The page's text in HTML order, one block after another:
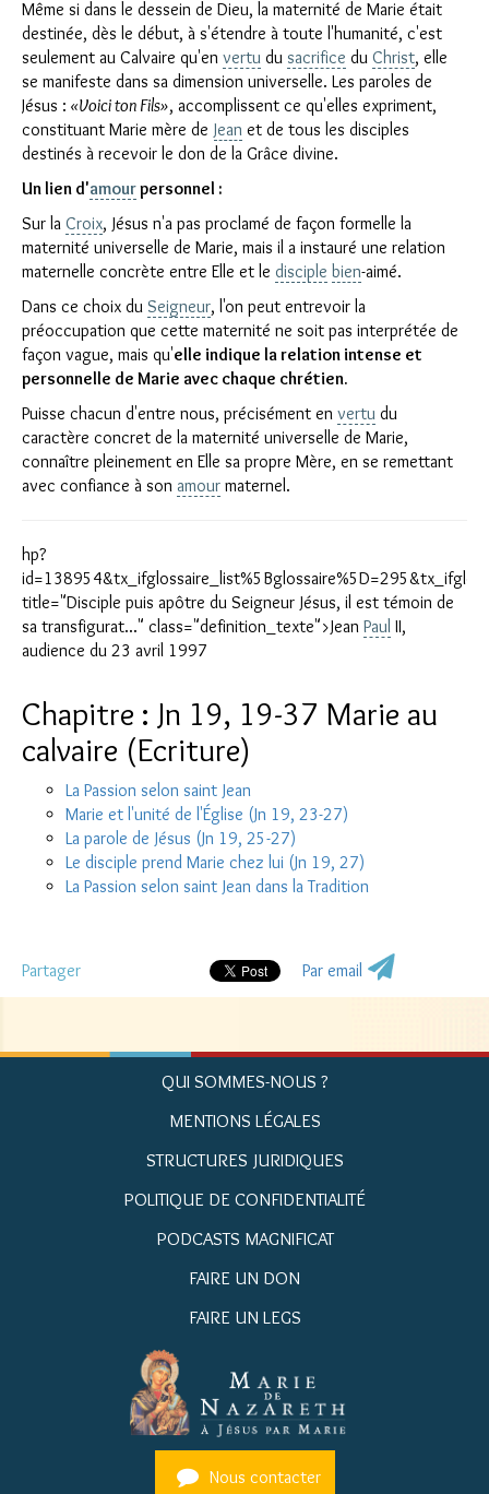
Même si dans le dessein de Dieu, la maternité de Marie était
destinée, dès le début, à s'étendre à toute l'humanité, c'est
seulement au Calvaire qu'en vertu du sacrifice du Christ, elle
se manifeste dans sa dimension universelle. Les paroles de
Jésus : «Voici ton Fils», accomplissent ce qu'elles expriment,
constituant Marie mère de Jean et de tous les disciples
destinés à recevoir le don de la Grâce divine.
Un lien d'amourpersonnel :
Sur la Croix, Jésus n'a pas proclamé de façon formelle la
maternité universelle de Marie, mais il a instauré une relation
maternelle concrète entre Elle et le disciple bien-aimé.
Dans ce choix du Seigneur, l'on peut entrevoir la
préoccupation que cette maternité ne soit pas interprétée de
façon vague, mais qu'elle indique la relation intense et
personnelle de Marie avec chaque chrétien.
Puisse chacun d'entre nous, précisément en vertu du
caractère concret de la maternité universelle de Marie,
connaître pleinement en Elle sa propre Mère, en se remettant
avec confiance à son amour maternel.
hp?
title="Disciple puis apôtre du Seigneur Jésus, il est témoin de
sa transfigurat..." class="definition_texte">Jean Paul II,
audience du 23 avril 1997
Chapitre : Jn 19, 19-37 Marie au
calvaire (Ecriture)
La Passion selon saint Jean
Marie et l'unité de l'Église (Jn 19, 23-27)
La parole de Jésus (Jn 19, 25-27)
Le disciple prend Marie chez lui (Jn 19, 27)
La Passion selon saint Jean dans la Tradition
Partager Par email
QUI SOMMES-NOUS ?
MENTIONS LÉGALES
STRUCTURES JURIDIQUES
POLITIQUE DE CONFIDENTIALITÉ
PODCASTS MAGNIFICAT
FAIRE UN DON
FAIRE UN LEGS
Nous contacter